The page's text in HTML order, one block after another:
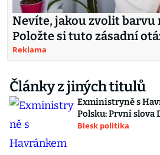
Nevíte, jakou zvolit barvu
Položte si tuto zásadní
Reklama
Články z jiných titulů
Exministryně s
Polsku: První slova
Blesk politika